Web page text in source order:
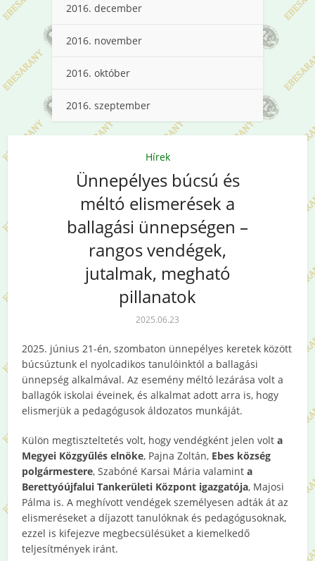
2016. december
2016. november
2016. október
2016. szeptember
Hírek
Ünnepélyes búcsú és
méltó elismerések a
ballagási ünnepségen –
rangos vendégek,
jutalmak, megható
pillanatok
2025.06.23
2025. június 21-én, szombaton ünnepélyes keretek között
búcsúztunk el nyolcadikos tanulóinktól a ballagási
ünnepség alkalmával. Az esemény méltó lezárása volt a
ballagók iskolai éveinek, és alkalmat adott arra is, hogy
elismerjük a pedagógusok áldozatos munkáját.
Külön megtiszteltetés volt, hogy vendégként jelen volta
Megyei Közgyűlés elnöke, Pajna Zoltán, Ebes község
polgármestere, Szabóné Karsai Mária valaminta
Berettyóújfalui Tankerületi Központ igazgatója, Majosi
Pálma is. A meghívott vendégek személyesen adták át az
elismeréseket a díjazott tanulóknak és pedagógusoknak,
ezzel is kifejezve megbecsülésüket a kiemelkedő
teljesítmények iránt.